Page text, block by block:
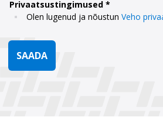
Privaatsustingimused
Olen lugenud ja nõustun Veho
SAADA